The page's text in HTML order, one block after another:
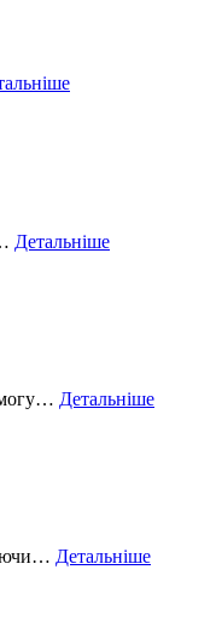
Детальніше
Детальніше
Детальніше